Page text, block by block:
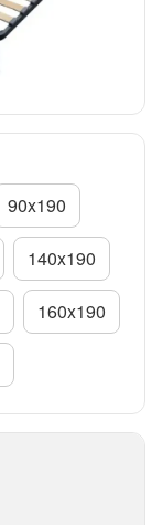
90x190
140x190
160x190